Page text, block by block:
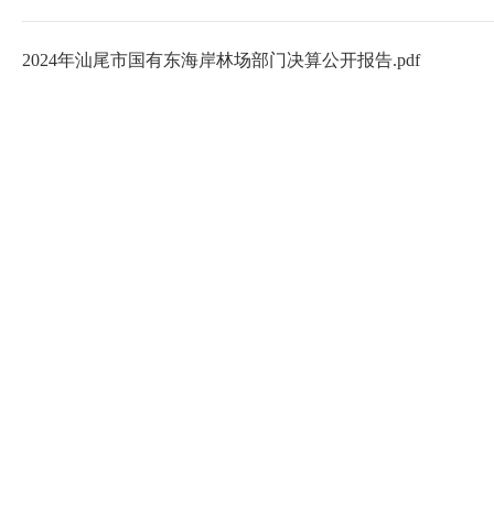
2024年汕尾市国有东海岸林场部门决算公开报告.pdf